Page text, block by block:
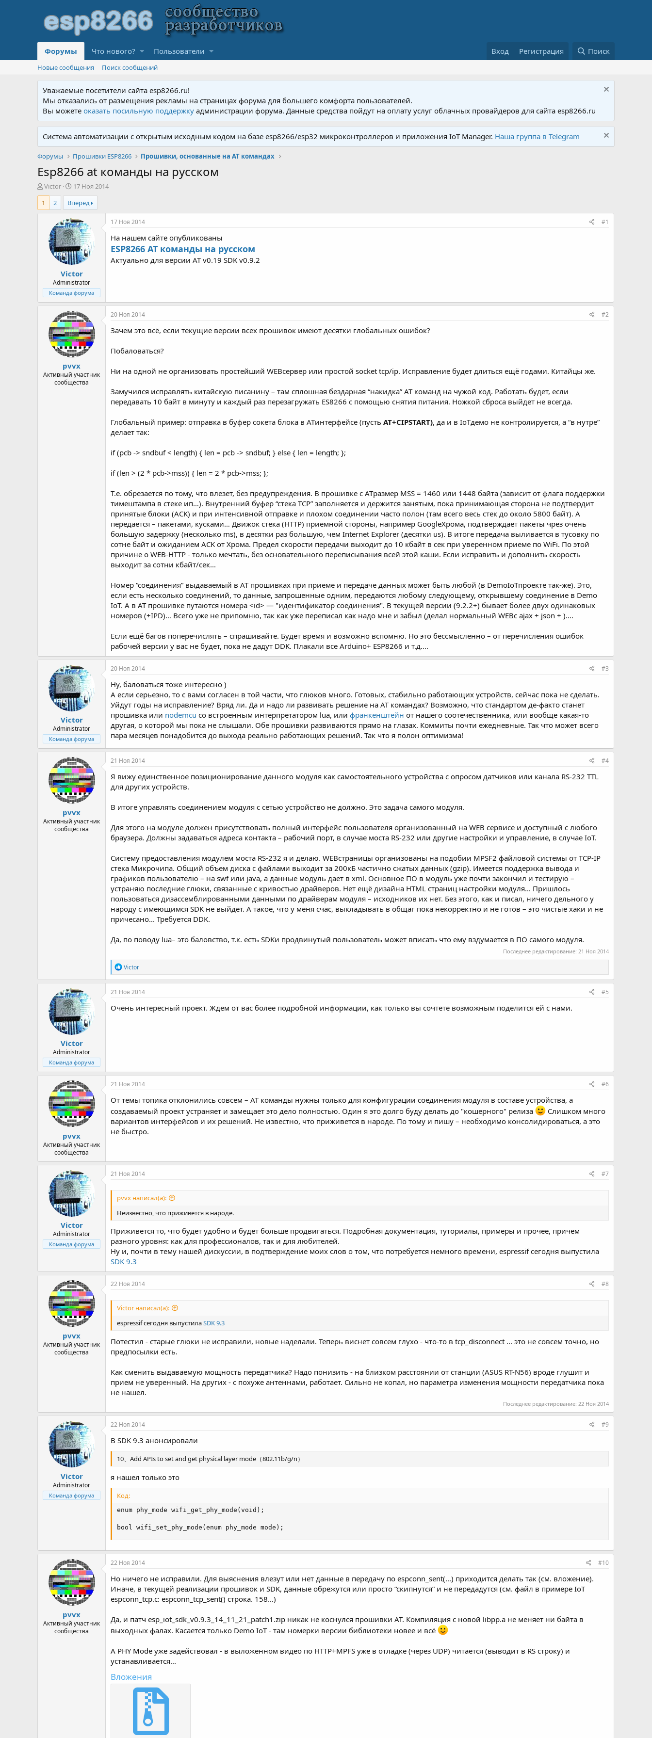
Форумы Что нового? Пользователи Вход Регистрация Поиск
Новые сообщения Поиск сообщений
Уважаемые посетители сайта esp8266.ru!
Мы отказались от размещения рекламы на страницах форума для большего комфорта пользователей.
Вы можетеоказать посильную поддержку администрации форума. Данные средства пойдут на оплату услуг облачных провайдеров для сайта esp8266.ru
Система автоматизации с открытым исходным кодом на базе esp8266/esp32 микроконтроллеров и приложения IoT Manager. Наша группа в Telegram
Форумы Прошивки ESP8266 Прошивки, основанные на AT командах
Esp8266 at команды на русском
А
в
т
о
Victor
Д
а
т
а
н
а
ч
а
л
а
17 Ноя 2014
1
2 Вперёд
Victor
Administrator
Команда форума
17 Ноя 2014 #1
На нашем сайте опубликованы
ESP8266 AT команды на русском
Актуально для версии AT v0.19 SDK v0.9.2
pvvx
Активный участник
сообщества
20 Ноя 2014 #2
Зачем это всё, если текущие версии всех прошивок имеют десятки глобальных ошибок?
Побаловаться?
Ни на одной не организовать простейший WEBсервер или простой socket tcp/ip. Исправление будет длиться ещё годами. Китайцы же.
Замучился исправлять китайскую писанину – там сплошная бездарная “накидка” AT команд на чужой код. Работать будет, если
передавать 10 байт в минуту и каждый раз перезагружать ES8266 с помощью снятия питания. Ножкой сброса выйдет не всегда.
Глобальный пример: отправка в буфер сокета блока в ATинтерфейсе (пустьAT+CIPSTART), да и в IoTдемо не контролируется, а “в нутре”
делает так:
if (pcb -> sndbuf < length) { len = pcb -> sndbuf; } else { len = length; };
if (len > (2 * pcb->mss)) { len = 2 * pcb->mss; };
Т.е. обрезается по тому, что влезет, без предупреждения. В прошивке с ATразмер MSS = 1460 или 1448 байта (зависит от флага поддержки
тимештампа в стеке ип…). Внутренний буфер “стека TCP” заполняется и держится занятым, пока принимающая сторона не подтвердит
принятые блоки (ACK) и при интенсивной отправке и плохом соединении часто полон (там всего весь стек до около 5800 байт). А
передается – пакетами, кусками… Движок стека (HTTP) приемной стороны, например GoogleХрома, подтверждает пакеты чрез очень
большую задержку (несколько ms), в десятки раз большую, чем Internet Explorer (десятки us). В итоге передача выливается в тусовку по
сотне байт и ожиданием ACK от Хрома. Предел скорости передачи выходит до 10 кбайт в сек при уверенном приеме по WiFi. По этой
причине о WEB-HTTP - только мечтать, без основательного переписывания всей этой каши. Если исправить и дополнить скорость
выходит за сотни кбайт/сек...
Номер “соединения” выдаваемый в AT прошивках при приеме и передаче данных может быть любой (в DemoIoTпроекте так-же). Это,
если есть несколько соединений, то данные, запрошенные одним, передаются любому следующему, открывшему соединение в Demo
IoT. А в AT прошивке путаются номера <id> — "идентификатор соединения". В текущей версии (9.2.2+) бывает более двух одинаковых
номеров (+IPD)… Всего уже не припомню, так как уже переписал как надо мне и забыл (делал нормальный WEBс ajax + json + )….
Если ещё багов поперечислять – спрашивайте. Будет время и возможно вспомню. Но это бессмысленно – от перечисления ошибок
рабочей версии у вас не будет, пока не дадут DDK. Плакали все Arduino+ ESP8266 и т.д....
Victor
Administrator
Команда форума
20 Ноя 2014 #3
Ну, баловаться тоже интересно )
А если серьезно, то с вами согласен в той части, что глюков много. Готовых, стабильно работающих устройств, сейчас пока не сделать.
Уйдут годы на исправление? Вряд ли. Да и надо ли развивать решение на AT командах? Возможно, что стандартом де-факто станет
прошивка или nodemcu со встроенным интерпретатором lua, илифранкенштейн от нашего соотечественника, или вообще какая-то
другая, о которой мы пока не слышали. Обе прошивки развиваются прямо на глазах. Коммиты почти ежедневные. Так что может всего
пара месяцев понадобится до выхода реально работающих решений. Так что я полон оптимизма!
pvvx
Активный участник
сообщества
21 Ноя 2014 #4
Я вижу единственное позиционирование данного модуля как самостоятельного устройства с опросом датчиков или канала RS-232 TTL
для других устройств.
В итоге управлять соединением модуля с сетью устройство не должно. Это задача самого модуля.
Для этого на модуле должен присутствовать полный интерфейс пользователя организованный на WEB сервисе и доступный с любого
браузера. Должны задаваться адреса контакта – рабочий порт, в случае моста RS-232 или другие настройки и управление, в случае IoT.
Систему предоставления модулем моста RS-232 я и делаю. WEBстраницы организованы на подобии MPSF2 файловой системы от TCP-IP
стека Микрочипа. Общий объем диска с файлами выходит за 200кБ частично сжатых данных (gzip). Имеется поддержка вывода и
графиков пользователю – на swf или java, а данные модуль дает в xml. Основное ПО в модуль уже почти закончил и тестирую –
устраняю последние глюки, связанные с кривостью драйверов. Нет ещё дизайна HTML страниц настройки модуля... Пришлось
пользоваться дизассемблированными данными по драйверам модуля – исходников их нет. Без этого, как и писал, ничего дельного у
народу с имеющимся SDK не выйдет. А такое, что у меня счас, выкладывать в общаг пока некорректно и не готов – это чистые хаки и не
причесано... Требуется DDK.
Да, по поводу lua– это баловство, т.к. есть SDKи продвинутый пользователь может вписать что ему вздумается в ПО самого модуля.
Последнее редактирование: 21 Ноя 2014
Р
е
а
к
и
и
Victor
Victor
Administrator
Команда форума
21 Ноя 2014 #5
Очень интересный проект. Ждем от вас более подробной информации, как только вы сочтете возможным поделится ей с нами.
pvvx
Активный участник
сообщества
21 Ноя 2014 #6
От темы топика отклонились совсем – AT команды нужны только для конфигурации соединения модуля в составе устройства, а
создаваемый проект устраняет и замещает это дело полностью. Один я это долго буду делать до "кошерного" релиза
Слишком много
вариантов интерфейсов и их решений. Не известно, что приживется в народе. По тому и пишу – необходимо консолидироваться, а это
не быстро.
Victor
Administrator
Команда форума
21 Ноя 2014 #7
pvvx написал(а):
Неизвестно, что приживется в народе.
Приживется то, что будет удобно и будет больше продвигаться. Подробная документация, туториалы, примеры и прочее, причем
разного уровня: как для профессионалов, так и для любителей.
Ну и, почти в тему нашей дискуссии, в подтверждение моих слов о том, что потребуется немного времени, espressif сегодня выпустила
SDK 9.3
pvvx
Активный участник
сообщества
22 Ноя 2014 #8
Victor написал(а):
espressif сегодня выпустилаSDK 9.3
Потестил - старые глюки не исправили, новые наделали. Теперь виснет совсем глухо - что-то в tcp_disconnect ... это не совсем точно, но
предпосылки есть.
Как сменить выдаваемую мощность передатчика? Надо понизить - на близком расстоянии от станции (ASUS RT-N56) вроде глушит и
прием не уверенный. На других - с похуже антеннами, работает. Сильно не копал, но параметра изменения мощности передатчика пока
не нашел.
Последнее редактирование:22 Ноя 2014
Victor
Administrator
Команда форума
22 Ноя 2014 #9
В SDK 9.3 анонсировали
10、Add APIs to set and get physical layer mode（802.11b/g/n）
я нашел только это
Код:
enum phy_mode wifi_get_phy_mode(void);
bool wifi_set_phy_mode(enum phy_mode mode);
pvvx
Активный участник
сообщества
22 Ноя 2014 #10
Но ничего не исправили. Для выяснения влезут или нет данные в передачу по espconn_sent(...) приходится делать так (см. вложение).
Иначе, в текущей реализации прошивок и SDK, данные обрежутся или просто “скипнутся” и не передадутся (см. файл в примере IoT
espconn_tcp.c: espconn_tcp_sent() строка. 158…)
Да, и патч esp_iot_sdk_v0.9.3_14_11_21_patch1.zip никак не коснулся прошивки AT. Компиляция с новой libpp.a не меняет ни байта в
выходных фалах. Касается только Demo IoT - там номерки версии библиотеки новее и всё
А PHY Mode уже задействовал - в выложенном видео по HTTP+MPFS уже в отладке (через UDP) читается (выводит в RS строку) и
устанавливается...
Вложения